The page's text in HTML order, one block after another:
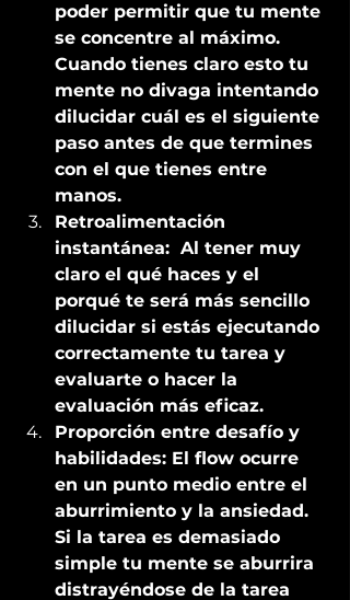
poder permitir que tu mente
se concentre al máximo.
Cuando tienes claro esto tu
mente no divaga intentando
dilucidar cuál es el siguiente
paso antes de que termines
con el que tienes entre
manos.
Retroalimentación
instantánea:  Al tener muy
claro el qué haces y el
porqué te será más sencillo
dilucidar si estás ejecutando
correctamente tu tarea y
evaluarte o hacer la
evaluación más eficaz.
Proporción entre desafío y
habilidades: El flow ocurre
en un punto medio entre el
aburrimiento y la ansiedad.
Si la tarea es demasiado
simple tu mente se aburrira
distrayéndose de la tarea